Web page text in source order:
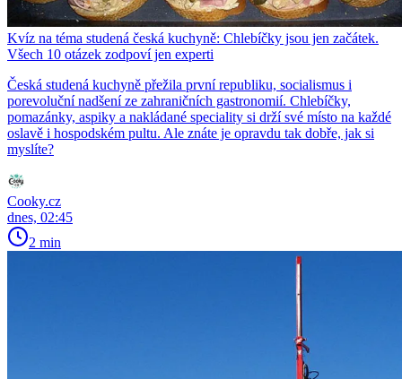
Kvíz na téma studená česká kuchyně: Chlebíčky jsou jen začátek.
Všech 10 otázek zodpoví jen experti
Česká studená kuchyně přežila první republiku, socialismus i
porevoluční nadšení ze zahraničních gastronomií. Chlebíčky,
pomazánky, aspiky a nakládané speciality si drží své místo na každé
oslavě i hospodském pultu. Ale znáte je opravdu tak dobře, jak si
myslíte?
Cooky.cz
dnes, 02:45
2 min